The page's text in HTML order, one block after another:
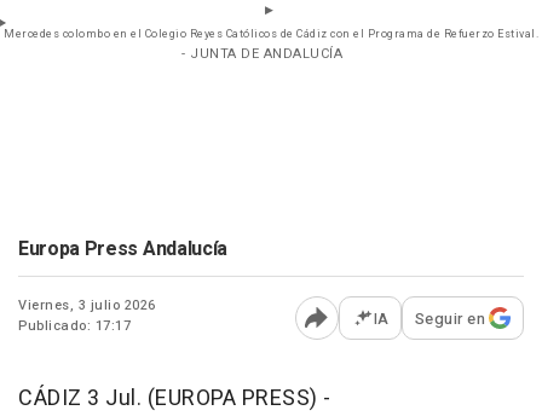
Mercedes colombo en el Colegio Reyes Católicos de Cádiz con el Programa de Refuerzo Estival.
- JUNTA DE ANDALUCÍA
Europa Press Andalucía
Viernes, 3 julio 2026
Publicado: 17:17
Abrir opciones para
IA Seguir en
CÁDIZ 3 Jul. (EUROPA PRESS) -